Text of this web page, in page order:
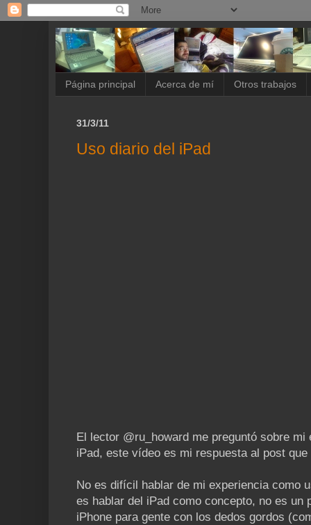
Página principal Acerca de mí Otros trabajos
31/3/11
Uso diario del iPad
El lector @ru_howard me preguntó sobre
iPad, este vídeo es mi respuesta al post
No es difícil hablar de mi experiencia como
es hablar del iPad como concepto, no es un
iPhone para gente con los dedos gordos